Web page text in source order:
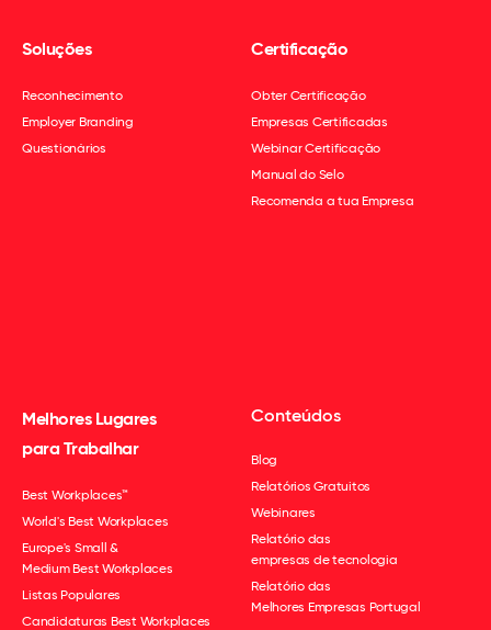
Soluções
Reconhecimento
Employer Branding
Questionários
Certificação
Obter Certificação
Empresas Certificadas
Webinar Certificação
Manual do Selo
Recomenda a tua Empresa
Melhores Lugares
para Trabalhar
Best Workplaces™
World's Best Workplaces
Europe's Small &
Medium Best Workplaces
Listas Populares
Candidaturas Best Workplaces
Conteúdos
Blog
Relatórios Gratuitos
Webinares
Relatório das
empresas de tecnologia
Relatório das
Melhores Empresas Portugal